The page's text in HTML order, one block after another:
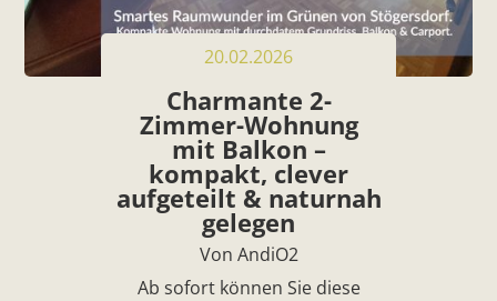
20.02.2026
Charmante 2-
Zimmer-Wohnung
mit Balkon –
kompakt, clever
aufgeteilt & naturnah
gelegen
Von AndiO2
Ab sofort können Sie diese